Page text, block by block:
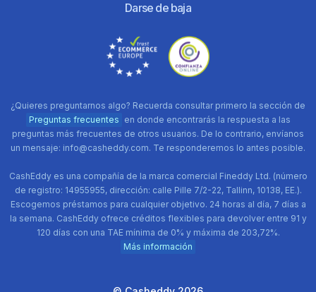
Darse de baja
¿Quieres preguntarnos algo? Recuerda consultar primero la sección de
Preguntas frecuentes en donde encontrarás la respuesta a las
preguntas más frecuentes de otros usuarios. De lo contrario, envíanos
un mensaje: info@casheddy.com. Te responderemos lo antes posible.
CashEddy es una compañía de la marca comercial Fineddy Ltd. (número
de registro: 14955955, dirección: calle Pille 7/2-22, Tallinn, 10138, EE.).
Escogemos préstamos para cualquier objetivo. 24 horas al día, 7 días a
la semana. CashEddy ofrece créditos flexibles para devolver entre 91 y
120 días con una TAE mínima de 0% y máxima de 203,72%.
Más información